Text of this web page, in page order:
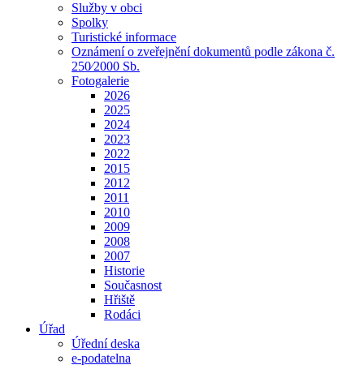
Služby v obci
Spolky
Turistické informace
Oznámení o zveřejnění dokumentů podle zákona č.
250⁄2000 Sb.
Fotogalerie
2026
2025
2024
2023
2022
2015
2012
2011
2010
2009
2008
2007
Historie
Současnost
Hřiště
Rodáci
Úřad
Úřední deska
e-podatelna